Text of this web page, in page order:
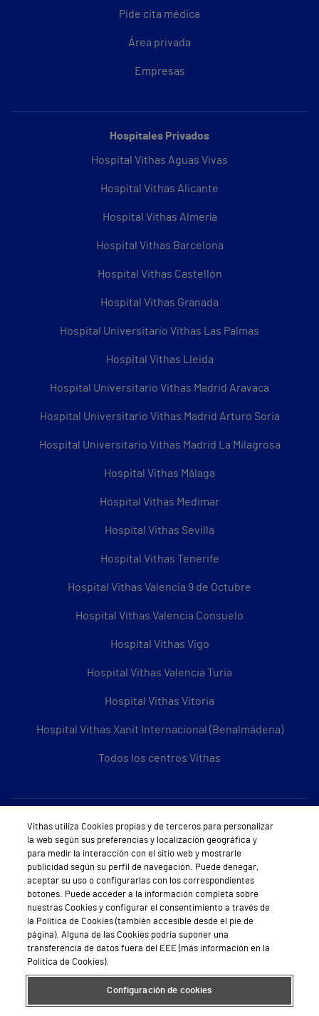
Pide cita médica
Área privada
Empresas
Hospitales Privados
Hospital Vithas Aguas Vivas
Hospital Vithas Alicante
Hospital Vithas Almería
Hospital Vithas Barcelona
Hospital Vithas Castellón
Hospital Vithas Granada
Hospital Universitario Vithas Las Palmas
Hospital Vithas Lleida
Hospital Universitario Vithas Madrid Aravaca
Hospital Universitario Vithas Madrid Arturo Soria
Hospital Universitario Vithas Madrid La Milagrosa
Hospital Vithas Málaga
Hospital Vithas Medimar
Hospital Vithas Sevilla
Hospital Vithas Tenerife
Hospital Vithas Valencia 9 de Octubre
Hospital Vithas Valencia Consuelo
Hospital Vithas Vigo
Hospital Vithas Valencia Turia
Hospital Vithas Vitoria
Hospital Vithas Xanit Internacional (Benalmádena)
Todos los centros Vithas
Sobre Vithas
Quiénes somos
Trabajar en Vithas
Teléfono Cita Médica
Teléfono Atención al Cliente
Política de seguridad y salud en el trabajo
Conoce a Supervita
Vithas utiliza Cookies propias y de terceros para personalizar
la web según sus preferencias y localización geográfica y
para medir la interacción con el sitio web y mostrarle
publicidad según su perfil de navegación. Puede denegar,
aceptar su uso o configurarlas con los correspondientes
botones. Puede acceder a la información completa sobre
nuestras Cookies y configurar el consentimiento a través de
la Política de Cookies (también accesible desde el pie de
página). Alguna de las Cookies podría suponer una
transferencia de datos fuera del EEE (más información en la
Política de Cookies).
Configuración de cookies